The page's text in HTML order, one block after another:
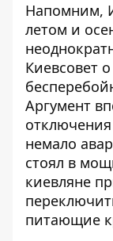
Напомним,
летом и
Киевсовет
Аргумент
немало
стоял в
киевляне
питающие